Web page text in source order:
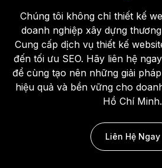
Chúng tôi không chỉ thiết kế
doanh nghiệp xây dựng
Cung cấp dịch vụ thiết kế
đến tối ưu SEO. Hãy liên hệ
để cùng tạo nên những giải
hiệu quả và bền vững cho
Hồ Chí Minh.
Liên Hệ Ngay